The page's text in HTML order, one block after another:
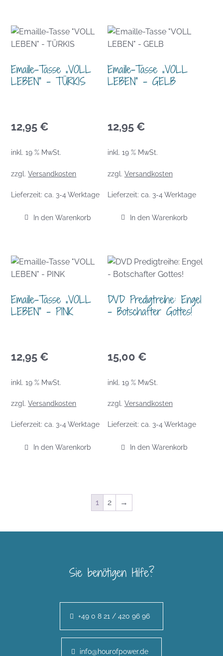
Emaille-Tasse „VOLL
LEBEN“ – TÜRKIS
12,95 €
inkl. 19 % MwSt.
zzgl.Versandkosten
Lieferzeit:ca. 3-4 Werktage
In den Warenkorb
Emaille-Tasse „VOLL
LEBEN“ – GELB
12,95 €
inkl. 19 % MwSt.
zzgl. Versandkosten
Lieferzeit: ca. 3-4 Werktage
In den Warenkorb
Emaille-Tasse „VOLL
LEBEN“ – PINK
12,95 €
inkl. 19 % MwSt.
zzgl.Versandkosten
Lieferzeit:ca. 3-4 Werktage
In den Warenkorb
DVD Predigtreihe: Engel
– Botschafter Gottes!
15,00 €
inkl. 19 % MwSt.
zzgl. Versandkosten
Lieferzeit: ca. 3-4 Werktage
In den Warenkorb
1 2 →
Sie benötigen Hilfe?
+49 0 8 21 / 420 96 96
info@hourofpower.de